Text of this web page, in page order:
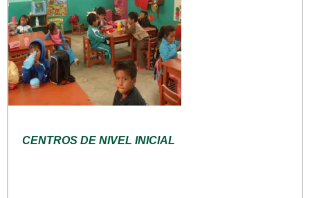
CENTROS DE NIVEL INICIAL